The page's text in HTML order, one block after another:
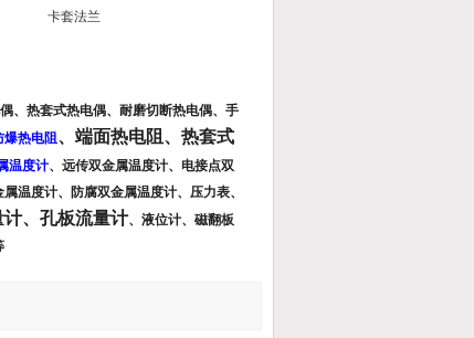
卡套法兰
、热套式热电偶、耐磨切断热电偶、手
爆热电阻、端面热电阻、热套式
温度计、 远传双金属温度计、电接点双
温度计、防腐双金属温度计、 压力表、
、孔板流量计、液位计、磁翻板